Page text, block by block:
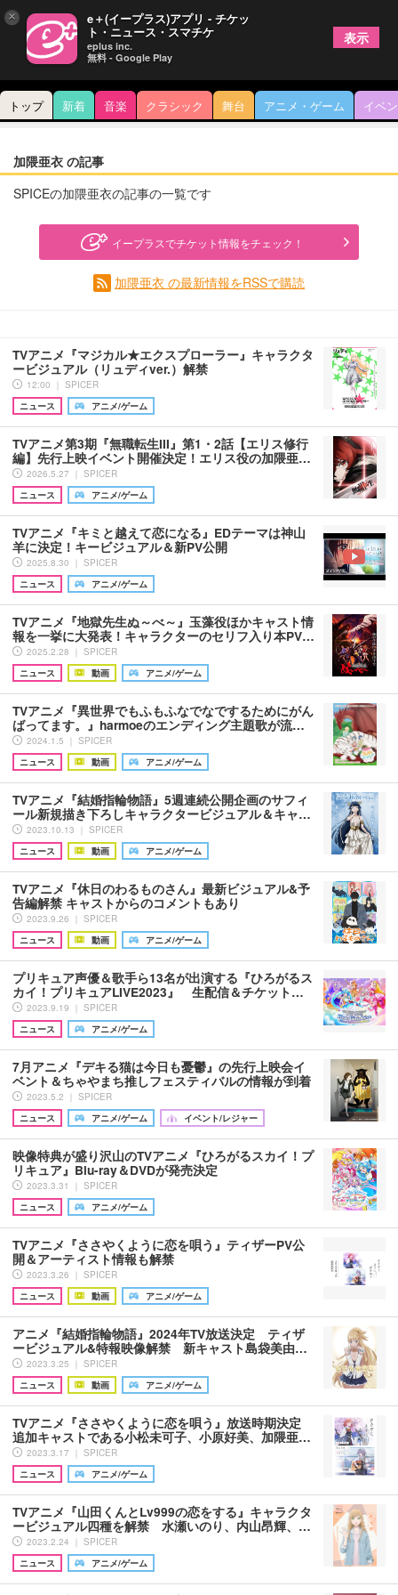
トップ 新着 音楽 クラシック 舞台 アニメ・ゲーム イベ
加隈亜衣 の記事
SPICEの加隈亜衣の記事の一覧です
イープラスでチケット情報をチェック！
加隈亜衣 の最新情報をRSSで購読
TVアニメ『マジカル★エクスプローラー』キャラクタ
ービジュアル（リュディver.）解禁
12:00 ｜ SPICER
ニュース
アニメ/ゲーム
TVアニメ第3期『無職転生III』第1・2話【エリス修行
編】先行上映イベント開催決定！エリス役の加隈亜…
2026.5.27 ｜ SPICER
ニュース
アニメ/ゲーム
TVアニメ『キミと越えて恋になる』EDテーマは神山
羊に決定！キービジュアル＆新PV公開
2025.8.30 ｜ SPICER
ニュース
アニメ/ゲーム
TVアニメ『地獄先生ぬ～べ～』玉藻役ほかキャスト情
報を一挙に大発表！キャラクターのセリフ入り本PV…
2025.2.28 ｜ SPICER
ニュース
動画 アニメ/ゲーム
TVアニメ『異世界でもふもふなでなでするためにがん
ばってます。』harmoeのエンディング主題歌が流…
2024.1.5 ｜ SPICER
ニュース
動画 アニメ/ゲーム
TVアニメ『結婚指輪物語』5週連続公開企画のサフィ
ール新規描き下ろしキャラクタービジュアル＆キャ…
2023.10.13 ｜ SPICER
ニュース
動画 アニメ/ゲーム
TVアニメ『休日のわるものさん』最新ビジュアル&予
告編解禁 キャストからのコメントもあり
2023.9.26 ｜ SPICER
ニュース
動画 アニメ/ゲーム
プリキュア声優＆歌手ら13名が出演する『ひろがるス
カイ！プリキュアLIVE2023』 生配信＆チケット…
2023.9.19 ｜ SPICER
ニュース
アニメ/ゲーム
7月アニメ『デキる猫は今日も憂鬱』の先行上映会イ
ベント＆ちゃやまち推しフェスティバルの情報が到着
2023.5.2 ｜ SPICER
ニュース
アニメ/ゲーム イベント/レジャー
映像特典が盛り沢山のTVアニメ『ひろがるスカイ！プ
リキュア』Blu-ray＆DVDが発売決定
2023.3.31 ｜ SPICER
ニュース
アニメ/ゲーム
TVアニメ『ささやくように恋を唄う』ティザーPV公
開＆アーティスト情報も解禁
2023.3.26 ｜ SPICER
ニュース
動画 アニメ/ゲーム
アニメ『結婚指輪物語』2024年TV放送決定 ティザ
ービジュアル&特報映像解禁 新キャスト島袋美由…
2023.3.25 ｜ SPICER
ニュース
動画 アニメ/ゲーム
TVアニメ『ささやくように恋を唄う』放送時期決定
追加キャストである小松未可子、小原好美、加隈亜…
2023.3.17 ｜ SPICER
ニュース
アニメ/ゲーム
TVアニメ『山田くんとLv999の恋をする』キャラクタ
ービジュアル四種を解禁 水瀬いのり、内山昂輝、…
2023.2.24 ｜ SPICER
ニュース
アニメ/ゲーム
× e＋(イープラス)アプリ - チケッ
ト・ニュース・スマチケ
eplus inc.
無料 - Google Play
表示